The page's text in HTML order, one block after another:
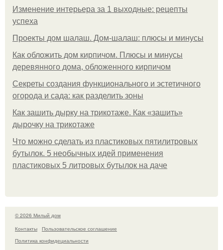
Изменение интерьера за 1 выходные: рецепты
успеха
Проекты дом шалаш. Дом-шалаш: плюсы и минусы
Как обложить дом кирпичом. Плюсы и минусы
деревянного дома, обложенного кирпичом
Секреты создания функционального и эстетичного
огорода и сада: как разделить зоны
Как зашить дырку на трикотаже. Как «зашить»
дырочку на трикотаже
Что можно сделать из пластиковых пятилитровых
бутылок. 5 необычных идей применения
пластиковых 5 литровых бутылок на даче
© 2026 Милый дом
Контакты
Пользовательское соглашение
Политика конфидециальности